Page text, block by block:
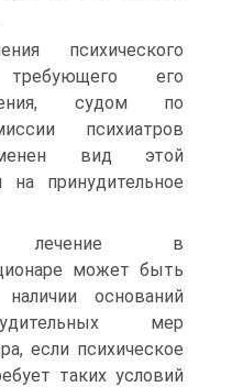
психического
его
судом по
психиатров
вид этой
на принудительное
лечение в
может быть
оснований
мер
если психическое
таких условий